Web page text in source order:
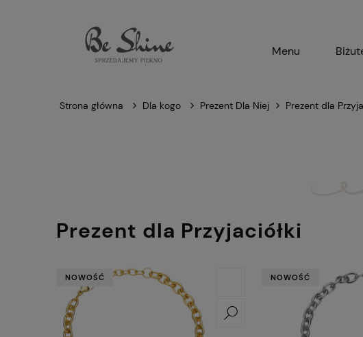
Menu
Strona główna Dla kogo Prezent Dla Niej Prezent dla
Prezent dla Przyjaciółki
NOWOŚĆ NOWOŚĆ